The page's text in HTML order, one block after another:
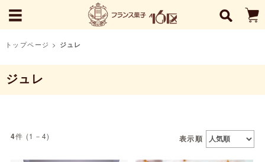
トップページ > ジュレ
ジュレ
4件 (1－4) 表示順